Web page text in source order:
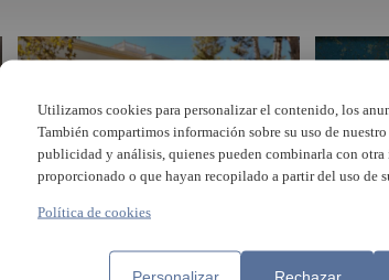
Torna MontcaJAZZ per a
Èxit
Utilizamos cookies para personalizar el contenido, los
También compartimos información sobre su uso de
publicidad y análisis, quienes pueden combinarla con
proporcionado o que hayan recopilado a partir del uso de
Política de cookies
Personalizar Rechazar